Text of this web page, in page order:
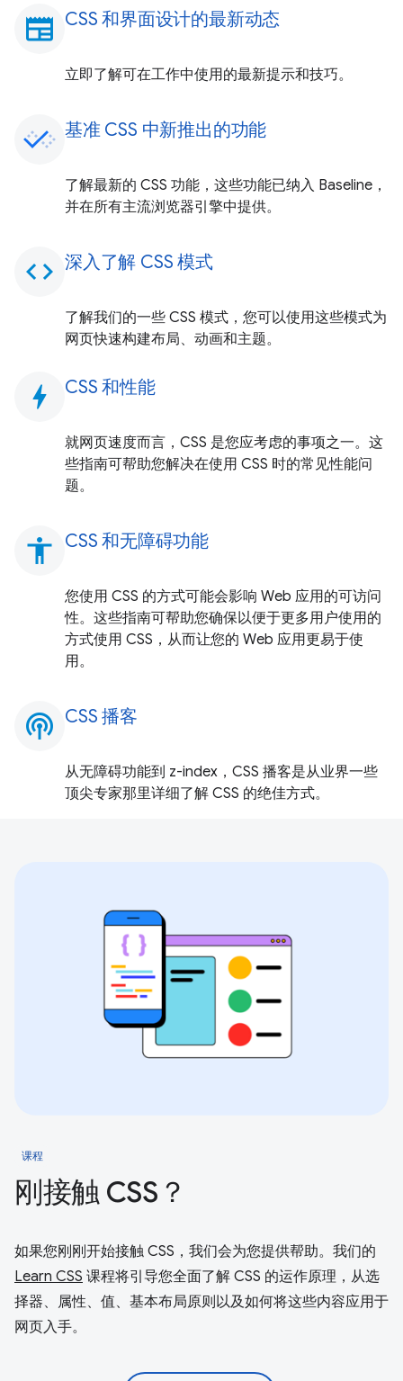
newspaper CSS 和界面设计的最新动态
立即了解可在工作中使用的最新提示和技巧。
基准 CSS 中新推出的功能
了解最新的 CSS 功能，这些功能已纳入 Baseline，
并在所有主流浏览器引擎中提供。
code 深入了解 CSS 模式
了解我们的一些 CSS 模式，您可以使用这些模式为
网页快速构建布局、动画和主题。
bolt CSS 和性能
就网页速度而言，CSS 是您应考虑的事项之一。这
些指南可帮助您解决在使用 CSS 时的常见性能问
题。
accessibility CSS 和无障碍功能
您使用 CSS 的方式可能会影响 Web 应用的可访问
性。这些指南可帮助您确保以便于更多用户使用的
方式使用 CSS，从而让您的 Web 应用更易于使
用。
podcasts CSS 播客
从无障碍功能到 z-index，CSS 播客是从业界一些
顶尖专家那里详细了解 CSS 的绝佳方式。
课程
刚接触 CSS？
如果您刚刚开始接触 CSS，我们会为您提供帮助。我们的
Learn CSS 课程将引导您全面了解 CSS 的运作原理，从选
择器、属性、值、基本布局原则以及如何将这些内容应用于
网页入手。